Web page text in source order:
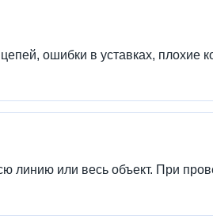
ошибки в уставках, плохие
или весь объект. При